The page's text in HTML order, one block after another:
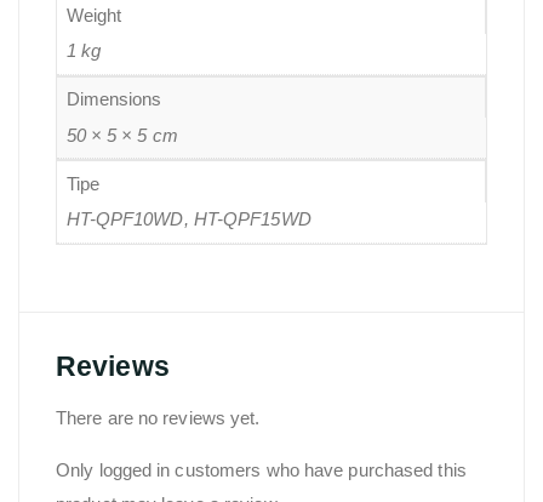
Weight
1 kg
Dimensions
50 × 5 × 5 cm
Tipe
HT-QPF10WD, HT-QPF15WD
Reviews
There are no reviews yet.
Only logged in customers who have purchased this